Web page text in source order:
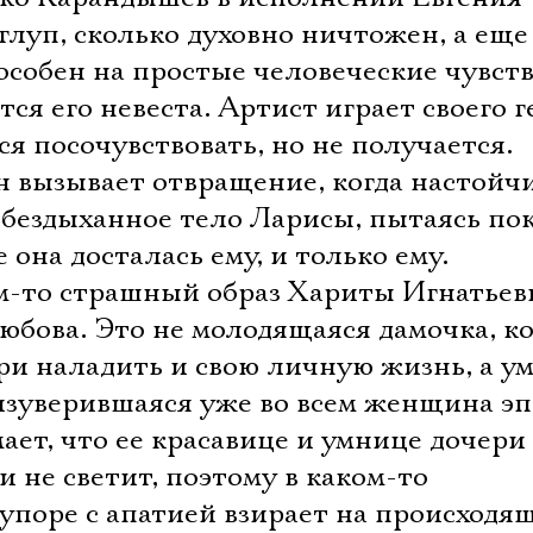
сколько духовно ничтожен, а еще
на простые человеческие
его невеста. Артист играет своего
посочувствовать, но не получается.
отвращение, когда
тело Ларисы, пытаясь
досталась ему, и только ему.
то страшный образ Хариты
Это не молодящаяся дамочка,
наладить и свою личную жизнь, а
уже во всем женщина
что ее красавице и умнице дочери
не светит, поэтому в каком-то
с апатией взирает на
Электропочта